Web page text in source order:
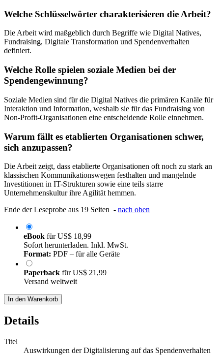
Welche Schlüsselwörter charakterisieren die Arbeit?
Die Arbeit wird maßgeblich durch Begriffe wie Digital Natives,
Fundraising, Digitale Transformation und Spendenverhalten
definiert.
Welche Rolle spielen soziale Medien bei der
Spendengewinnung?
Soziale Medien sind für die Digital Natives die primären Kanäle für
Interaktion und Information, weshalb sie für das Fundraising von
Non-Profit-Organisationen eine entscheidende Rolle einnehmen.
Warum fällt es etablierten Organisationen schwer,
sich anzupassen?
Die Arbeit zeigt, dass etablierte Organisationen oft noch zu stark an
klassischen Kommunikationswegen festhalten und mangelnde
Investitionen in IT-Strukturen sowie eine teils starre
Unternehmenskultur ihre Agilität hemmen.
Ende der Leseprobe aus 19 Seiten - nach oben
eBook fürUS$ 18,99
Sofort herunterladen. Inkl. MwSt.
Format: PDF – für alle Geräte
Paperback fürUS$ 21,99
Versand weltweit
In den Warenkorb
Details
Titel
Auswirkungen der Digitalisierung auf das Spendenverhalten